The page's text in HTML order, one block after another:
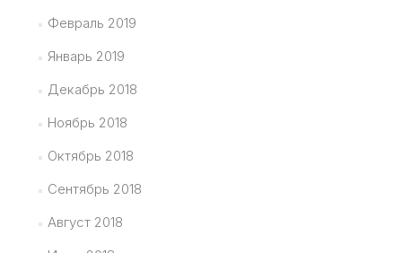
Февраль 2019
Январь 2019
Декабрь 2018
Ноябрь 2018
Октябрь 2018
Сентябрь 2018
Август 2018